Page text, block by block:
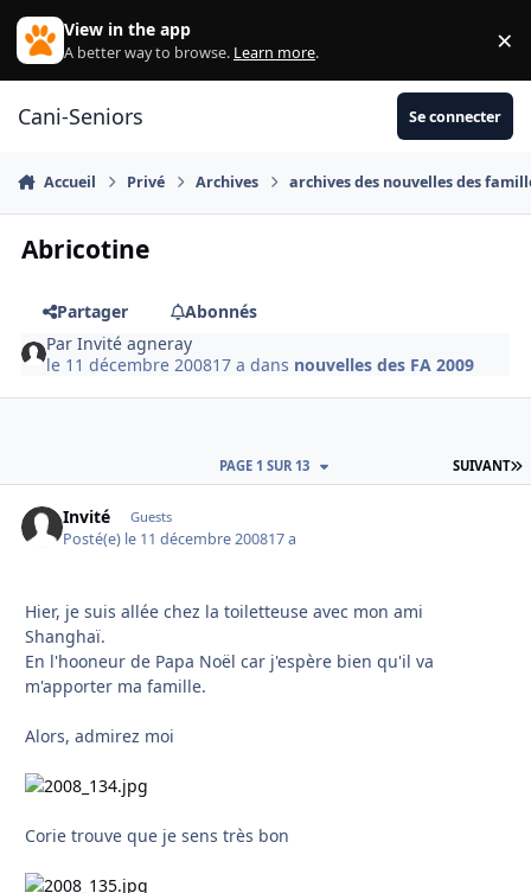
Aller au contenu
View in the app
A better way to browse. Learn more. ×
Cani-Seniors Se connecter
Accueil Privé Archives archives des nouvelles des
Abricotine
Partager
Abonnés
ParInvité agneray
le 11 décembre 200817 a dans nouvelles des FA 2009
SUIVANT
PAGE 1 SUR 13
Invité Guests
Posté(e) le 11 décembre 200817 a
Hier, je suis allée chez la toiletteuse avec mon ami
Shanghaï.
En l'hooneur de Papa Noël car j'espère bien qu'il va
m'apporter ma famille.
Alors, admirez moi
Corie trouve que je sens très bon